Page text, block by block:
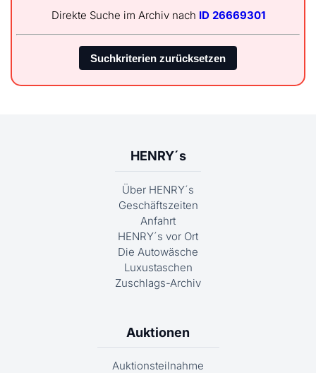
Direkte Suche im Archiv nach ID 26669301
HENRY´s
Über HENRY´s
Geschäftszeiten
Anfahrt
HENRY´s vor Ort
Die Autowäsche
Luxustaschen
Zuschlags-Archiv
Auktionen
Auktionsteilnahme